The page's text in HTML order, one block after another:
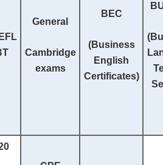
General
Cambridge
exams
BEC
(Business
English
Certificates)